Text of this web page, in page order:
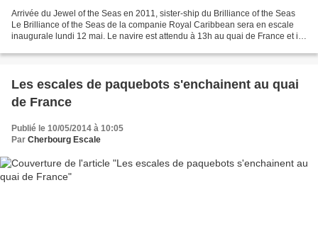
Arrivée du Jewel of the Seas en 2011, sister-ship du Brilliance of the Seas
Le Brilliance of the Seas de la companie Royal Caribbean sera en escale
inaugurale lundi 12 mai. Le navire est attendu à 13h au quai de France et il
Les escales de paquebots s'enchainent au quai
de France
Publié le 10/05/2014 à 10:05
Par Cherbourg Escale